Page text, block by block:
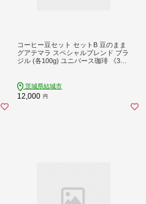
コーヒー豆セット セットB 豆のまま
グアテマラ スペシャルブレンド ブラ
ジル (各100g) ユニバース珈琲 《30
可地域あり】(沖縄・離島)---yuki_yu
ni_9_gbs---
茨城県結城市
12,000 円